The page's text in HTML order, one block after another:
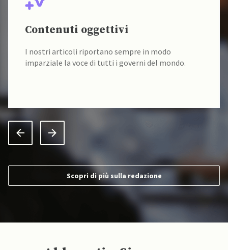
Contenuti oggettivi
I nostri articoli riportano sempre in modo
imparziale la voce di tutti i governi del mondo.
Scopri di più sulla redazione